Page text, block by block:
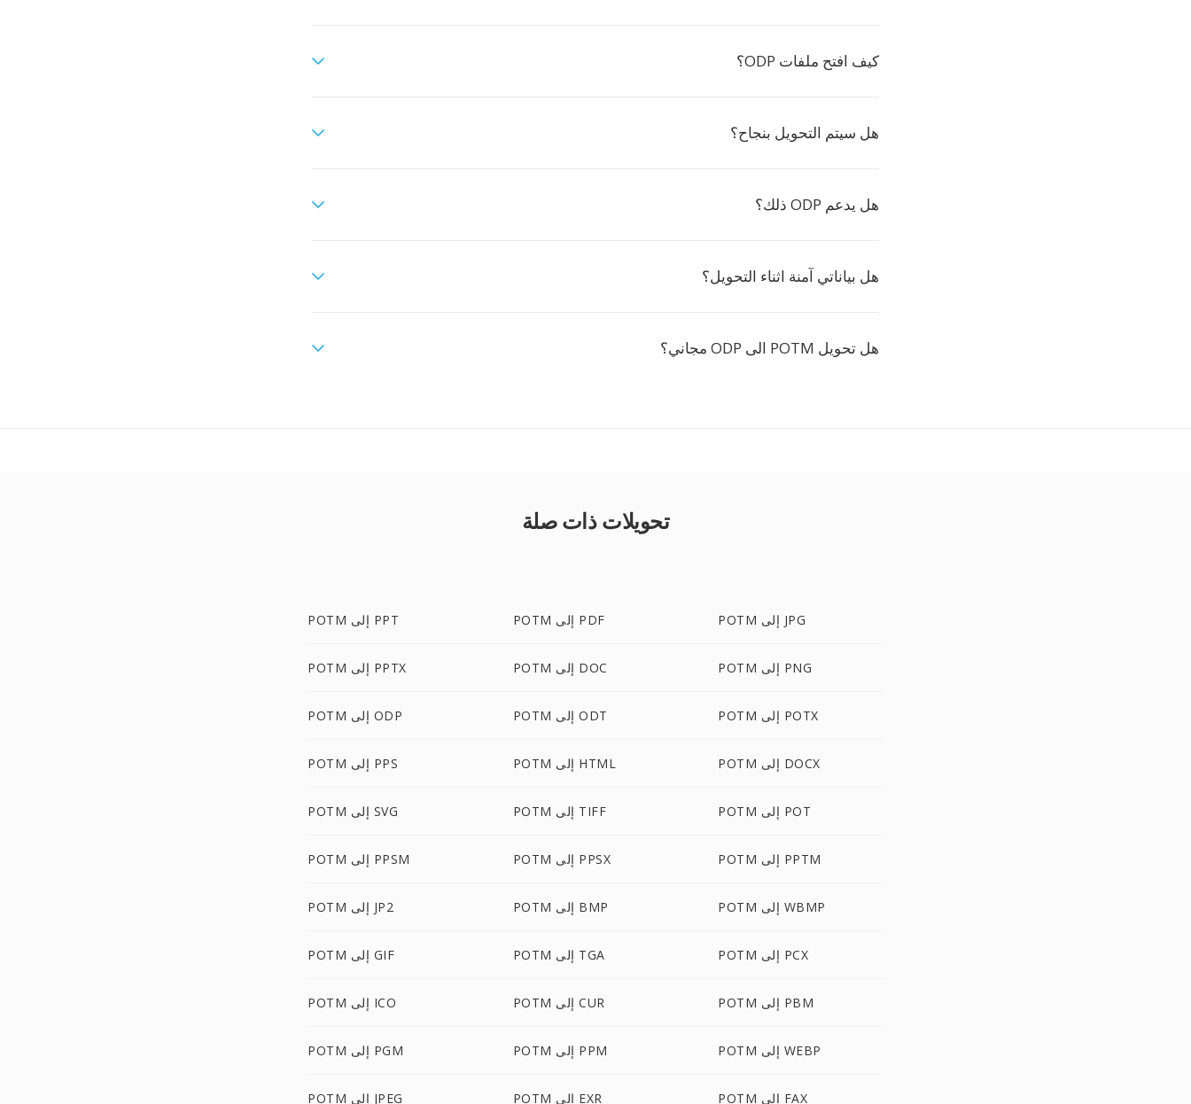
كيف افتح ملفات ODP؟
هل سيتم التحويل بنجاح؟
هل يدعم ODP ذلك؟
هل بياناتي آمنة اثناء التحويل؟
هل تحويل POTM الى ODP مجاني؟
تحويلات ذات صلة
POTM إلى PPT POTM إلى PDF POTM إلى JPG
POTM إلى PPTX POTM إلى DOC POTM إلى PNG
POTM إلى ODP POTM إلى ODT POTM إلى POTX
POTM إلى PPS POTM إلى HTML POTM إلى DOCX
POTM إلى SVG POTM إلى TIFF POTM إلى POT
POTM إلى PPSM POTM إلى PPSX POTM إلى PPTM
POTM إلى JP2 POTM إلى BMP POTM إلى WBMP
POTM إلى GIF POTM إلى TGA POTM إلى PCX
POTM إلى ICO POTM إلى CUR POTM إلى PBM
POTM إلى PGM POTM إلى PPM POTM إلى WEBP
POTM إلى JPEG POTM إلى EXR POTM إلى FAX